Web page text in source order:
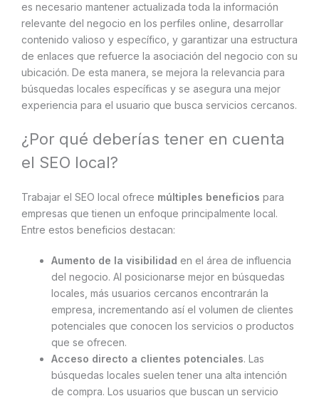
es necesario mantener actualizada toda la información
relevante del negocio en los perfiles online, desarrollar
contenido valioso y específico, y garantizar una estructura
de enlaces que refuerce la asociación del negocio con su
ubicación. De esta manera, se mejora la relevancia para
búsquedas locales específicas y se asegura una mejor
experiencia para el usuario que busca servicios cercanos.
¿Por qué deberías tener en cuenta
el SEO local?
Trabajar el SEO local ofrece múltiples beneficios para
empresas que tienen un enfoque principalmente local.
Entre estos beneficios destacan:
Aumento de la visibilidad en el área de influencia
del negocio. Al posicionarse mejor en búsquedas
locales, más usuarios cercanos encontrarán la
empresa, incrementando así el volumen de clientes
potenciales que conocen los servicios o productos
que se ofrecen.
Acceso directo a clientes potenciales. Las
búsquedas locales suelen tener una alta intención
de compra. Los usuarios que buscan un servicio